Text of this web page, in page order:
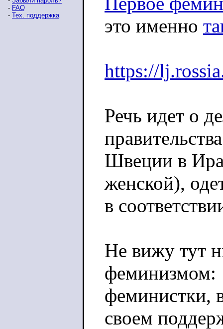
- FAQ
- Тех. поддержка
это именно
https://
Речь идет о
правительства
Швеции в
женской),
в
Не вижу тут
феминизмом:
феминистки,
своем